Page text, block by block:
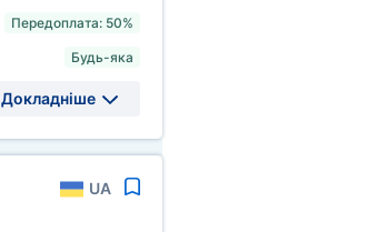
Передоплата: 50%
Будь-яка
Докладніше
UA